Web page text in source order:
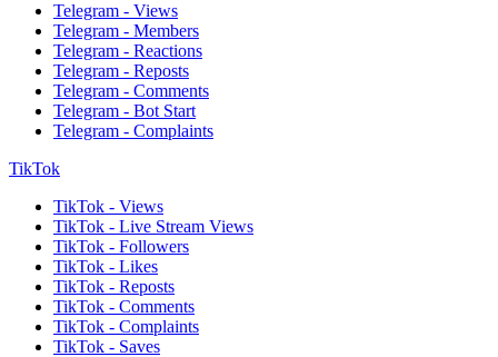
Telegram - Views
Telegram - Members
Telegram - Reactions
Telegram - Reposts
Telegram - Comments
Telegram - Bot Start
Telegram - Complaints
TikTok
TikTok - Views
TikTok - Live Stream Views
TikTok - Followers
TikTok - Likes
TikTok - Reposts
TikTok - Comments
TikTok - Complaints
TikTok - Saves